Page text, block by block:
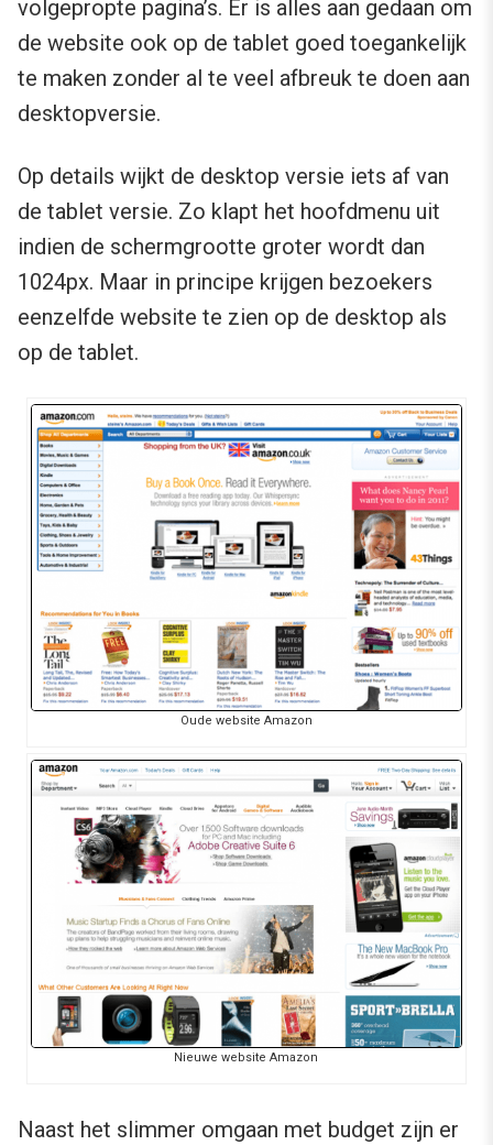
volgepropte pagina’s. Er is alles aan gedaan om
de website ook op de tablet goed toegankelijk
te maken zonder al te veel afbreuk te doen aan
desktopversie.
Op details wijkt de desktop versie iets af van
de tablet versie. Zo klapt het hoofdmenu uit
indien de schermgrootte groter wordt dan
1024px. Maar in principe krijgen bezoekers
eenzelfde website te zien op de desktop als
op de tablet.
Oude website Amazon
Nieuwe website Amazon
Naast het slimmer omgaan met budget zijn er